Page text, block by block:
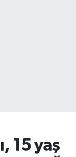
15 yaş